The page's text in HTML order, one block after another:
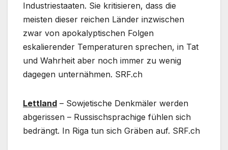
Industriestaaten. Sie kritisieren, dass die
meisten dieser reichen Länder inzwischen
zwar von apokalyptischen Folgen
eskalierender Temperaturen sprechen, in Tat
und Wahrheit aber noch immer zu wenig
dagegen unternähmen. SRF.ch
Lettland – Sowjetische Denkmäler werden
abgerissen – Russischsprachige fühlen sich
bedrängt. In Riga tun sich Gräben auf. SRF.ch